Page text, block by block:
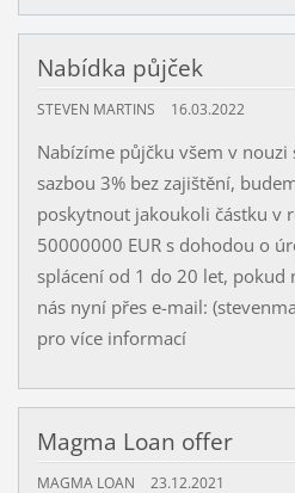
Nabídka půjček
STEVEN MARTINS 16.03.2022
Nabízíme půjčku všem v
sazbou 3% bez zajištění,
poskytnout jakoukoli částku v
50000000 EUR s dohodou o
splácení od 1 do 20 let, pokud
nás nyní přes e-mail:
pro více informací
Magma Loan offer
MAGMA LOAN 23.12.2021